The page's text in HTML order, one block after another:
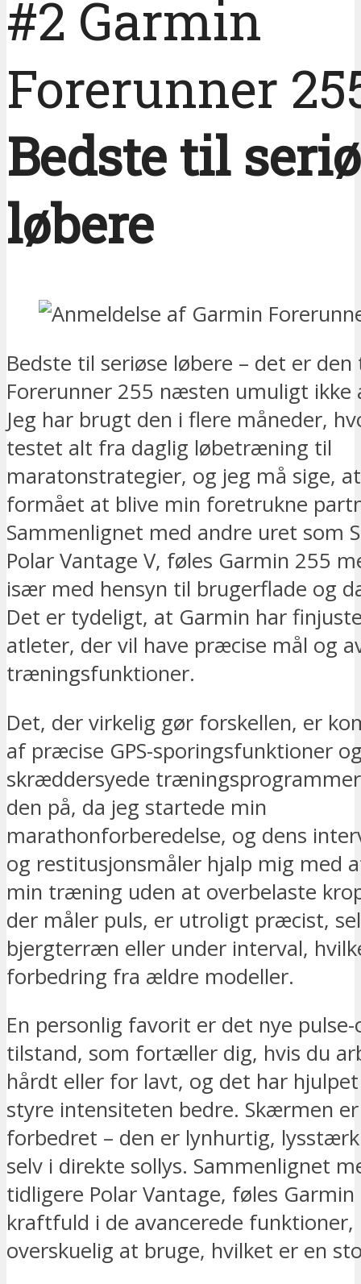
#2 Garmin
Forerunner
Bedste til
løbere
Bedste til seriøse løbere – det er
Forerunner 255 næsten umuligt ikke
Jeg har brugt den i flere måneder,
testet alt fra daglig løbetræning til
maratonstrategier, og jeg må sige,
formået at blive min foretrukne
Sammenlignet med andre uret som
Polar Vantage V, føles Garmin 255
især med hensyn til brugerflade og
Det er tydeligt, at Garmin har
atleter, der vil have præcise mål og
træningsfunktioner.
Det, der virkelig gør forskellen, er
af præcise GPS-sporingsfunktioner
skræddersyede
den på, da jeg startede min
marathonforberedelse, og dens
og restitusjonsmåler hjalp mig med
min træning uden at overbelaste
der måler puls, er utroligt præcist,
bjergterræn eller under interval,
forbedring fra ældre modeller.
En personlig favorit er det nye
tilstand, som fortæller dig, hvis du
hårdt eller for lavt, og det har
styre intensiteten bedre. Skærmen
forbedret – den er lynhurtig,
selv i direkte sollys. Sammenlignet
tidligere Polar Vantage, føles
kraftfuld i de avancerede
overskuelig at bruge, hvilket er en